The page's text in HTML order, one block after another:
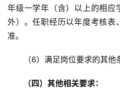
年级一学年（含）以上的相应
外）。任职经历以年度考核表
准。
（6）满足岗位要求的其他
（四）其他相关要求：